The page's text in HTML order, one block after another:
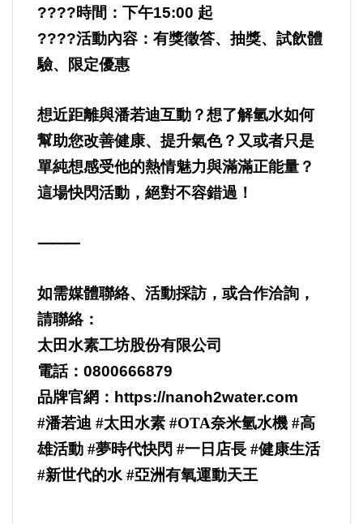
????時間：下午15:00 起
????活動內容：有獎徵答、抽獎、試飲體
驗、限定優惠
想近距離與潘若迪互動？想了解氫水如何
幫助您改善健康、提升氣色？又或者只是
單純想感受他的熱情魅力與滿滿正能量？
這場快閃活動，絕對不容錯過！
⸻
如需媒體聯絡、活動採訪，或合作洽詢，
請聯絡：
太田水素工坊股份有限公司
電話： 0800666879
品牌官網： https://nanoh2water.com
#潘若迪 #太田水素 #OTA奈米氫水機 #高
雄活動 #夢時代快閃 #一日店長 #健康生活
#新世代的水 #亞洲有氧運動天王